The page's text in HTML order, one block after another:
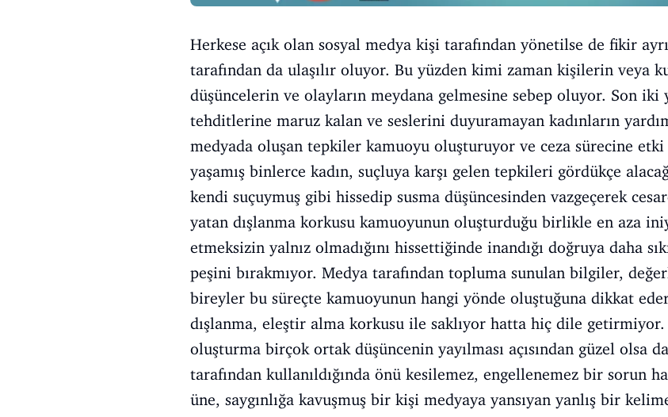
Herkese açık olan sosyal medya kişi tarafından yönetilse de fikir
tarafından da ulaşılır oluyor. Bu yüzden kimi zaman kişilerin veya
düşüncelerin ve olayların meydana gelmesine sebep oluyor. Son iki
tehditlerine maruz kalan ve seslerini duyuramayan kadınların
medyada oluşan tepkiler kamuoyu oluşturuyor ve ceza sürecine
yaşamış binlerce kadın, suçluya karşı gelen tepkileri gördükçe
kendi suçuymuş gibi hissedip susma düşüncesinden vazgeçerek
yatan dışlanma korkusu kamuoyunun oluşturduğu birlikle en aza
etmeksizin yalnız olmadığını hissettiğinde inandığı doğruya daha
peşini bırakmıyor. Medya tarafından topluma sunulan bilgiler,
bireyler bu süreçte kamuoyunun hangi yönde oluştuğuna dikkat
dışlanma, eleştir alma korkusu ile saklıyor hatta hiç dile getirmiyor.
oluşturma birçok ortak düşüncenin yayılması açısından güzel olsa
tarafından kullanıldığında önü kesilemez, engellenemez bir sorun
üne, saygınlığa kavuşmuş bir kişi medyaya yansıyan yanlış bir